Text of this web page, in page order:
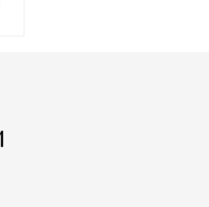
выбрать
на